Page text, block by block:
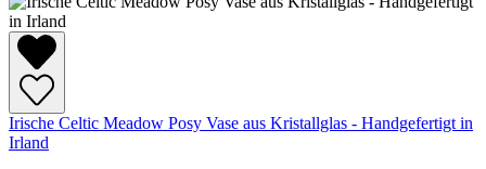
Irische Celtic Meadow Posy Vase aus Kristallglas - Handgefertigt in
Irland